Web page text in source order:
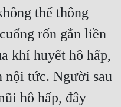
thể thông
rốn gắn liền
khí huyết hô hấp,
nội tức. Người sau
hô hấp, đây